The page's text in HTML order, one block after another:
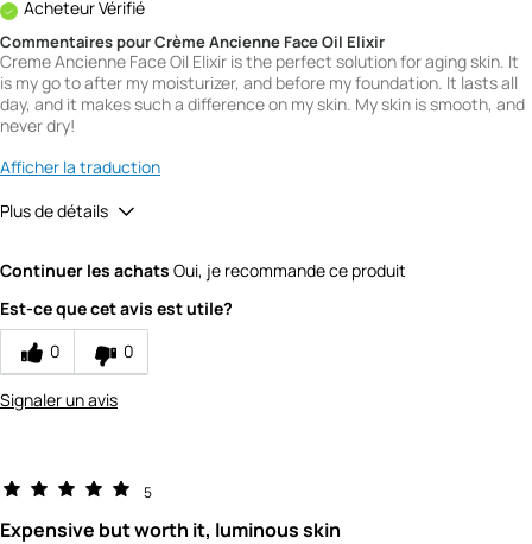
Acheteur Vérifié
Commentaires pour Crème Ancienne Face Oil Elixir
Creme Ancienne Face Oil Elixir is the perfect solution for aging skin. It
is my go to after my moisturizer, and before my foundation. It lasts all
day, and it makes such a difference on my skin. My skin is smooth, and
never dry!
Afficher la traduction
Plus de détails
Continuer les achats Oui, je recommande ce produit
Est-ce que cet avis est utile?
0
0
Signaler un avis
5
Expensive but worth it, luminous skin